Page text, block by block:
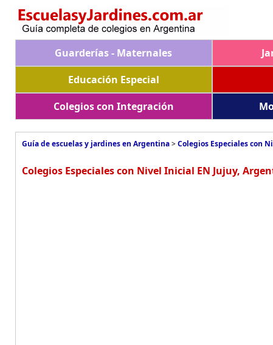
Guarderías - Maternales
Educación Especial
Colegios con Integración
Guía de escuelas y jardines en Argentina>Colegios Especiales con
Colegios Especiales con Nivel Inicial EN Jujuy,